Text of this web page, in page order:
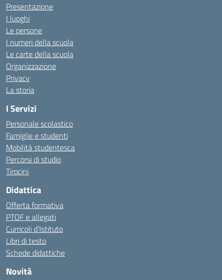
Presentazione
I luoghi
Le persone
I numeri della scuola
Le carte della scuola
Organizzazione
Privacy
La storia
I Servizi
Personale scolastico
Famiglie e studenti
Mobilità studentesca
Percorsi di studio
Tirocini
Didattica
Offerta formativa
PTOF e allegati
Curricoli d’Istituto
Libri di testo
Schede didattiche
Novità